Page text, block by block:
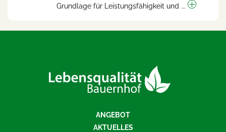
Grundlage für Leistungsfähigkeit und ...
ANGEBOT
AKTUELLES